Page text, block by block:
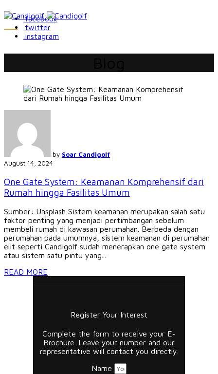
.facebook
.twitter
.instagram
by Soar Candigolf
August 14, 2024
One Gate System: Keamanan Komprehensif dari
Rumah hingga Fasilitas Umum
Sumber: Unsplash Sistem keamanan merupakan salah satu
faktor penting yang menjadi pertimbangan sebelum
membeli rumah di kawasan perumahan. Berbeda dengan
perumahan pada umumnya, sistem keamanan di perumahan
elit seperti Candigolf sudah menerapkan one gate system
atau sistem satu pintu yang...
READ MORE
Register Your Interest
Complete the form to receive your E-
Brochure. Leave your number and our
representative will contact you directly.
Name